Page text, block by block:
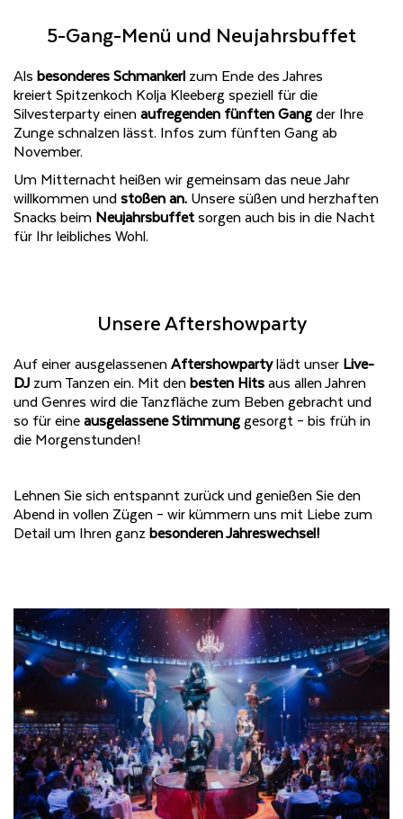
5-Gang-Menü und Neujahrsbuffet
Als besonderes Schmankerl zum Ende des Jahres
kreiertSpitzenkoch Kolja Kleebergspeziell für die
Silvesterparty einenaufregenden fünften Gangder Ihre
Zunge schnalzen lässt. Infos zum fünften Gang ab
November.
Um Mitternacht heißen wir gemeinsam das neue Jahr
willkommen undstoßen an. Unsere süßen und herzhaften
Snacks beim Neujahrsbuffetsorgen auch bis in die Nacht
für Ihr leibliches Wohl.
Unsere Aftershowparty
Auf einer ausgelassenenAftershowpartylädtunser Live-
DJ zum Tanzen ein. Mit denbesten Hitsaus allen Jahren
und Genres wird die Tanzfläche zum Beben gebracht und
so für eineausgelassene Stimmunggesorgt – bis früh in
die Morgenstunden!
Lehnen Sie sich entspannt zurück und genießen Sie den
Abend in vollen Zügen – wir kümmern uns mit Liebe zum
Detail um Ihren ganz besonderen Jahreswechsel!